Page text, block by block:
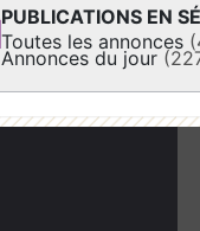
PUBLICATIONS EN
Toutes les annonces
Annonces du jour